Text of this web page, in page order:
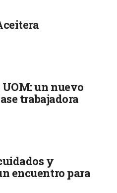
un nuevo
trabajadora
y
encuentro para